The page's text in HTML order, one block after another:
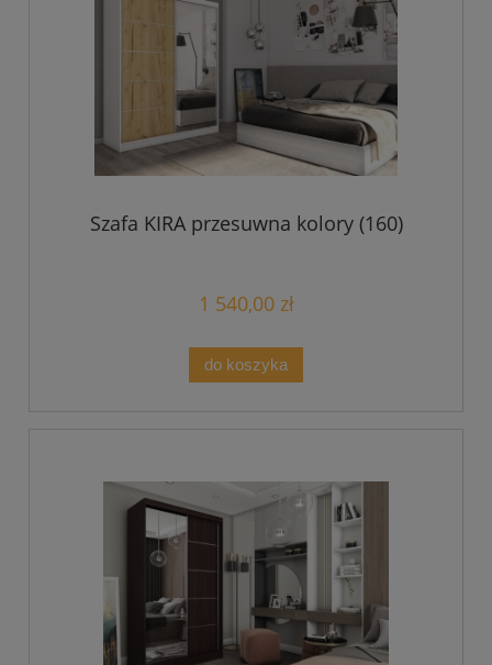
Szafa KIRA przesuwna kolory (160)
1 540,00 zł
do koszyka